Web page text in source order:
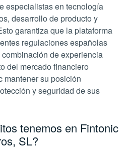
especialistas en tecnología
desarrollo de producto y
garantiza que la plataforma
regulaciones españolas
de experiencia
del mercado financiero
mantener su posición
y seguridad de sus
tenemos en Fintonic
SL?